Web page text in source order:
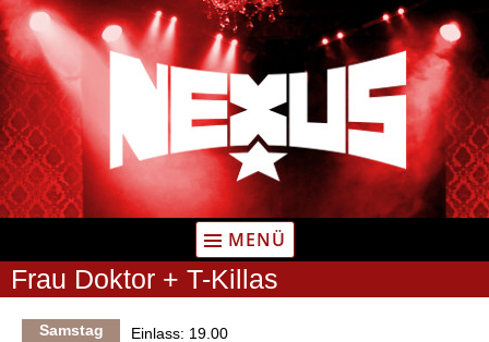
Zum
Inhalt
springen
MENÜ
Frau Doktor + T-Killas
Samstag
Einlass: 19.00